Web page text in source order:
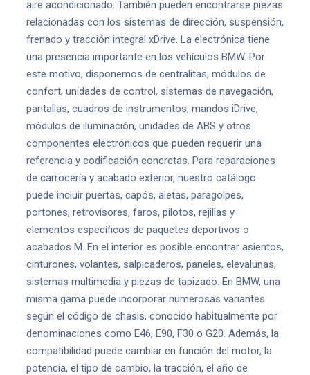
aire acondicionado. También pueden encontrarse piezas
relacionadas con los sistemas de dirección, suspensión,
frenado y tracción integral xDrive. La electrónica tiene
una presencia importante en los vehículos BMW. Por
este motivo, disponemos de centralitas, módulos de
confort, unidades de control, sistemas de navegación,
pantallas, cuadros de instrumentos, mandos iDrive,
módulos de iluminación, unidades de ABS y otros
componentes electrónicos que pueden requerir una
referencia y codificación concretas. Para reparaciones
de carrocería y acabado exterior, nuestro catálogo
puede incluir puertas, capós, aletas, paragolpes,
portones, retrovisores, faros, pilotos, rejillas y
elementos específicos de paquetes deportivos o
acabados M. En el interior es posible encontrar asientos,
cinturones, volantes, salpicaderos, paneles, elevalunas,
sistemas multimedia y piezas de tapizado. En BMW, una
misma gama puede incorporar numerosas variantes
según el código de chasis, conocido habitualmente por
denominaciones como E46, E90, F30 o G20. Además, la
compatibilidad puede cambiar en función del motor, la
potencia, el tipo de cambio, la tracción, el año de